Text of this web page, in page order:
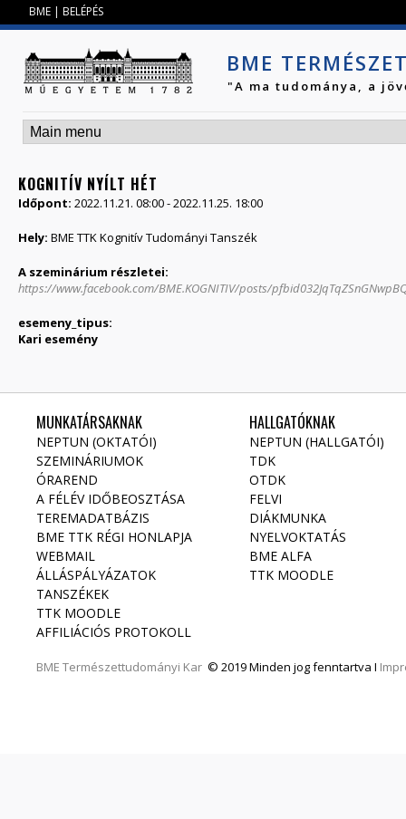
BME | BELÉPÉS
BME
"A ma tudománya, a
KOGNITÍV NYÍLT HÉT
Időpont: 2022.11.21. 08:00-2022.11.25. 18:00
Hely: BME TTK Kognitív Tudományi Tanszék
A szeminárium részletei:
https://www.facebook.com/BME.KOGNITIV/posts/
esemeny_tipus:
Kari esemény
MUNKATÁRSAKNAK
NEPTUN (OKTATÓI)
SZEMINÁRIUMOK
ÓRAREND
A FÉLÉV IDŐBEOSZTÁSA
TEREMADATBÁZIS
BME TTK RÉGI HONLAPJA
WEBMAIL
ÁLLÁSPÁLYÁZATOK
TANSZÉKEK
TTK MOODLE
AFFILIÁCIÓS PROTOKOLL
BME Természettudományi Kar © 2019 Minden jog fenntartva I
HALLGATÓKNAK
NEPTUN (HALLGATÓI)
TDK
OTDK
FELVI
DIÁKMUNKA
NYELVOKTATÁS
BME ALFA
TTK MOODLE